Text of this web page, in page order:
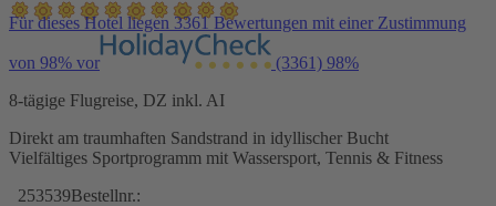
Für dieses Hotel liegen 3361 Bewertungen mit einer Zustimmung
von 98% vor (3361) 98%
8-tägige Flugreise, DZ inkl. AI
Direkt am traumhaften Sandstrand in idyllischer Bucht
Vielfältiges Sportprogramm mit Wassersport, Tennis & Fitness
253539Bestellnr.: